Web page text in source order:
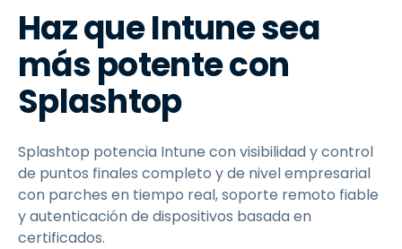
Haz que Intune sea
más potente con
Splashtop
Splashtop potencia Intune con visibilidad y control
de puntos finales completo y de nivel empresarial
con parches en tiempo real, soporte remoto fiable
y autenticación de dispositivos basada en
certificados.